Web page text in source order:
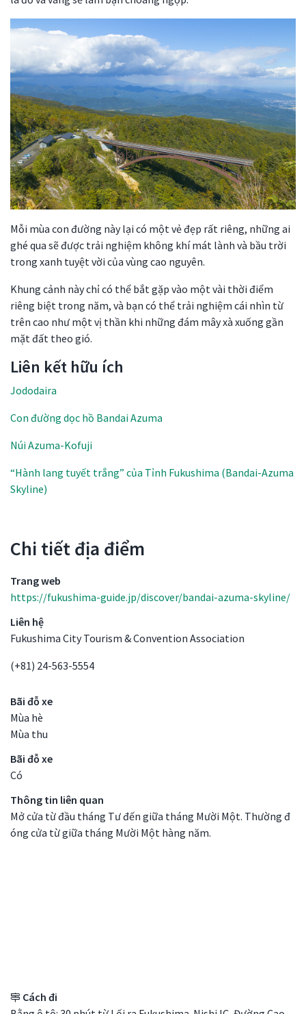
Mỗi mùa con đường này lại có một vẻ đẹp rất riêng, những ai
ghé qua sẽ được trải nghiệm không khí mát lành và bầu trời
trong xanh tuyệt vời của vùng cao nguyên.
Khung cảnh này chỉ có thể bắt gặp vào một vài thời điểm
riêng biệt trong năm, và bạn có thể trải nghiệm cái nhìn từ
trên cao như một vị thần khi những đám mây xà xuống gần
mặt đất theo gió.
Liên kết hữu ích
Jododaira
Con đường dọc hồ Bandai Azuma
Núi Azuma-Kofuji
“Hành lang tuyết trắng” của Tỉnh Fukushima (Bandai-Azuma
Skyline)
Chi tiết địa điểm
Trang web
https://fukushima-guide.jp/discover/bandai-azuma-skyline/
Liên hệ
Fukushima City Tourism & Convention Association
(+81) 24-563-5554
Bãi đỗ xe
Mùa hè
Mùa thu
Bãi đỗ xe
Có
Thông tin liên quan
Mở cửa từ đầu tháng Tư đến giữa tháng Mười Một. Thường đ
óng cửa từ giữa tháng Mười Một hàng năm.
Cách đi